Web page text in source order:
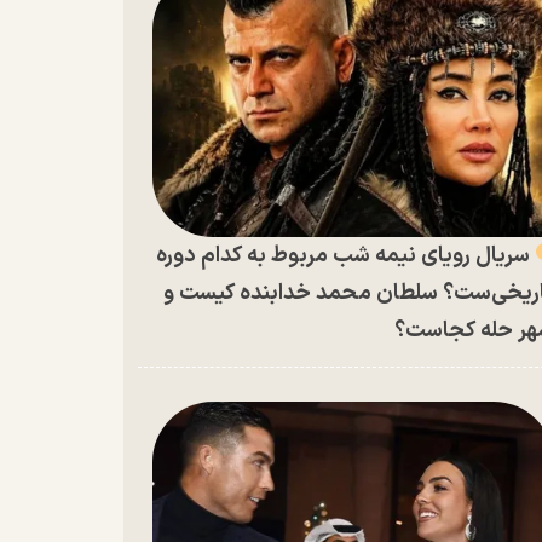
سریال رویای نیمه شب مربوط به کدام دوره
سلطان محمد خدابنده کیست و
حله کجاست؟